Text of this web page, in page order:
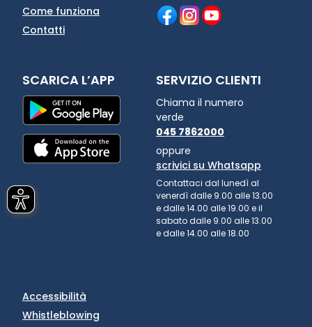
Come funziona
Contatti
SCARICA L’APP SERVIZIO CLIENTI
Chiama il numero
verde
045 7862000
oppure
scrivici su Whatsapp
Contattaci dal lunedì al
venerdì dalle 9.00 alle 13.00
e dalle 14.00 alle 19.00 e il
sabato dalle 9.00 alle 13.00
e dalle 14.00 alle 18.00
Accessibilità
Whistleblowing